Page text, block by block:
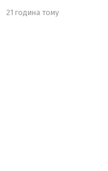
21 година тому